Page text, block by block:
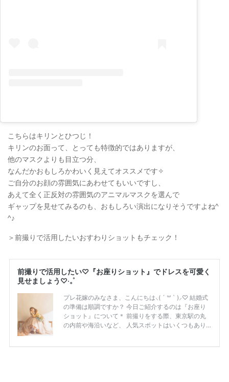
こちらはキリンとひつじ！
キリンのお面って、とっても特徴的ではありますが、
他のマスクよりも目立つ分、
なんだかおもしろかわいく見えてオススメです✧
ご自分のお顔の雰囲気にあわせてもいいですし、
あえて全く正反対の雰囲気のアニマルマスクを選んで
ギャップを見せてみるのも、おもしろい演出になりそうですよね^
^♪
＞前撮りで活用したいおすわりショットもチェック！